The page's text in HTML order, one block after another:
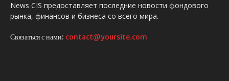
News CIS предоставляет последние новости фондового
рынка, финансов и бизнеса со всего мира.
Связаться с нами: contact@yoursite.com